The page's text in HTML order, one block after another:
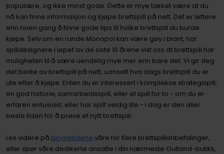
populære, og ikke minst gode. Dette er mye takket være at du
nå kan finne informasjon og kjøpe brettspill på nett. Det er lettere
enn noen gang å finne gode tips til hvilke brettspill du burde
kjøpe. Selv om en runde Monopol kan være gøy i blant, har
spilldesignere i løpet av de siste 10 årene vist oss at brettspill har
muligheten til å være uendelig mye mer enn bare det. Vi gir deg
det beste av brettspill på nett, uansett hva slags brettspill du er
ute etter å kjøpe. Enten du er interessert i komplekse strategispill,
en god historie, samarbeidsspill, eller et spill for to - om du er
erfaren entusiast, eller har spilt veldig lite - i dag er den aller
beste tiden for å prøve et nytt brettspill.
Les videre på bloggsidene våre for flere brettspillanbefalinger,
eller spør våre dedikerte ansatte i din nærmeste Outland-butikk,